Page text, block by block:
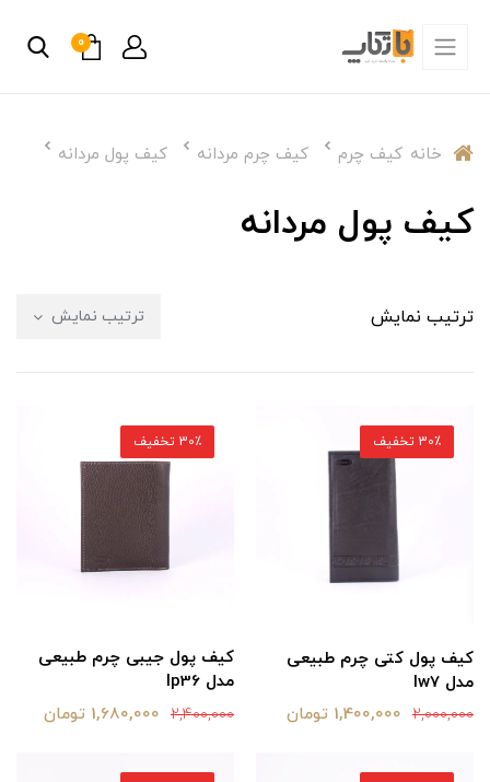
0
خانه کیف چرم کیف چرم مردانه کیف پول مردانه
کیف پول مردانه
ترتیب نمایش ترتیب نمایش
کیف پول کتی چرم طبیعی
مدل lw7
2,000,000 1,400,000 تومان
30٪ تخفیف
کیف پول جیبی چرم طبیعی
مدل lp36
2,400,000 1,680,000 تومان
30٪ تخفیف